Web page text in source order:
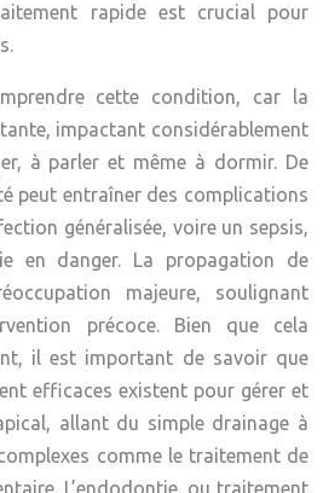
rapide est crucial pour
cette condition, car la
impactant considérablement
à parler et même à dormir. De
peut entraîner des complications
généralisée, voire un sepsis,
en danger. La propagation de
majeure, soulignant
précoce. Bien que cela
il est important de savoir que
efficaces existent pour gérer et
allant du simple drainage à
comme le traitement de
L’endodontie, ou traitement